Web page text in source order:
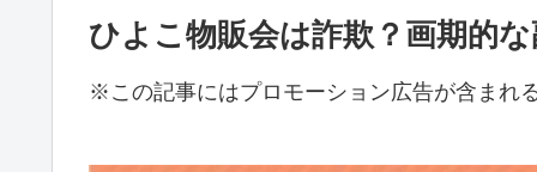
ひよこ物販会は詐欺？画期的
※この記事にはプロモーション広告が含まれ